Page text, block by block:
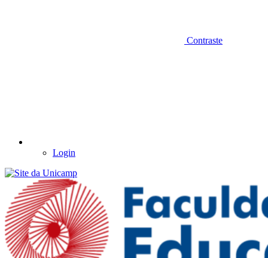
Contraste
Login